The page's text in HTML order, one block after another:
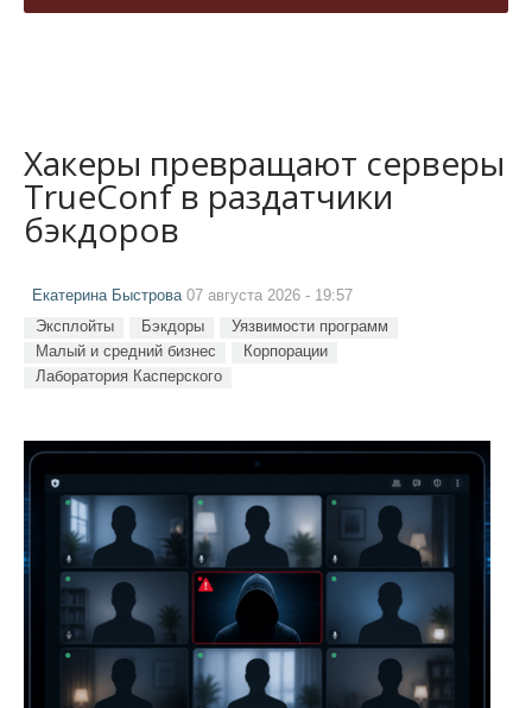
Хакеры превращают серверы
TrueConf в раздатчики
бэкдоров
Екатерина Быстрова07 августа 2026 - 19:57
Эксплойты Бэкдоры
Уязвимости программ
Малый и средний бизнес
Корпорации
Лаборатория Касперского